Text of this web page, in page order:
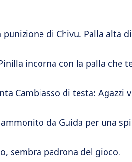
punizione di Chivu. Palla alta
incorna con la palla che
Cambiasso di testa: Agazzi
da Guida per una
sembra padrona del gioco.